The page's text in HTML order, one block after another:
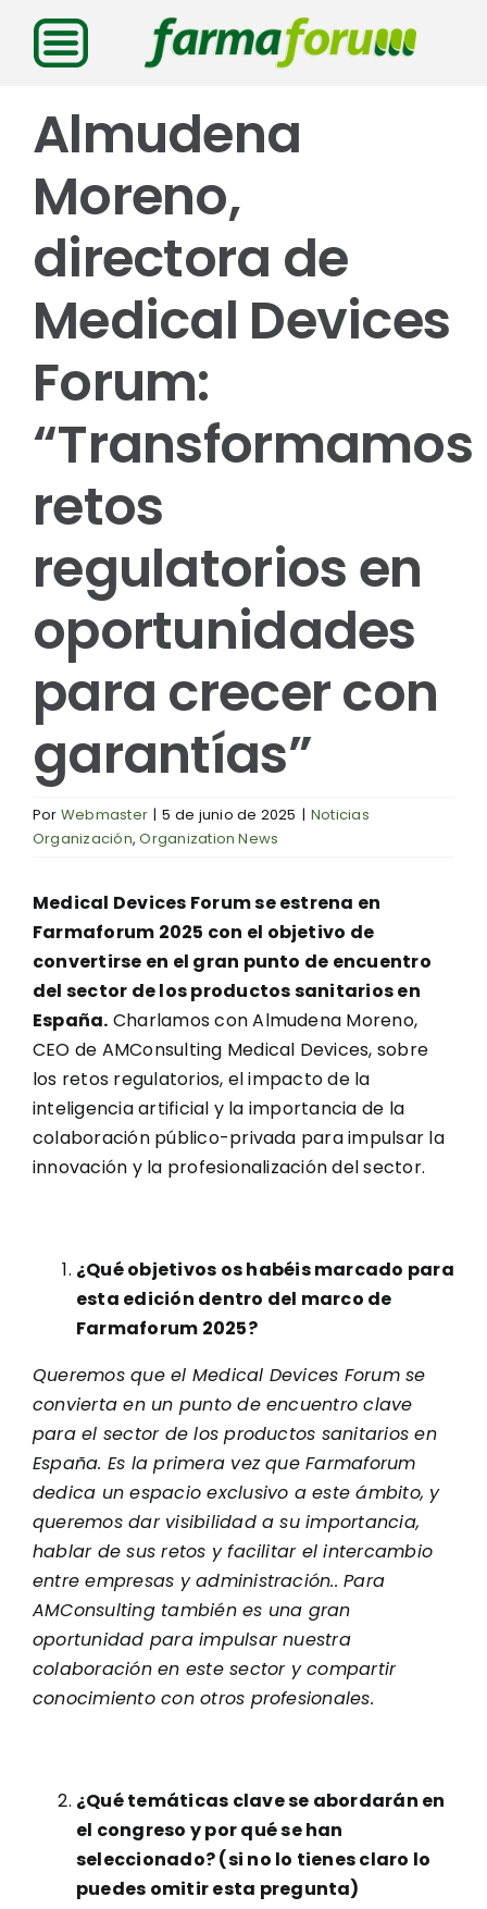
Saltar
contenido
Almudena
Moreno,
directora de
Medical Devices
Forum:
“Transformamos
retos
regulatorios en
oportunidades
para crecer con
garantías”
Por Webmaster | 5 de junio de 2025 | Noticias
Organización,Organization News
Medical Devices Forum se estrena en
Farmaforum 2025 con el objetivo de
convertirse en el gran punto de encuentro
del sector de los productos sanitarios en
España. Charlamos con Almudena Moreno,
CEO de AMConsulting Medical Devices, sobre
los retos regulatorios, el impacto de la
inteligencia artificial y la importancia de la
colaboración público-privada para impulsar la
innovación y la profesionalización del sector.
¿Qué objetivos os habéis marcado para
esta edición dentro del marco de
Farmaforum 2025?
Queremos que el Medical Devices Forum se
convierta en un punto de encuentro clave
para el sector de los productos sanitarios en
España. Es la primera vez que Farmaforum
dedica un espacio exclusivo a este ámbito, y
queremos dar visibilidad a su importancia,
hablar de sus retos y facilitar el intercambio
entre empresas y administración.. Para
AMConsulting también es una gran
oportunidad para impulsar nuestra
colaboración en este sector y compartir
conocimiento con otros profesionales.
¿Qué temáticas clave se abordarán en
el congreso y por qué se han
seleccionado? (si no lo tienes claro lo
puedes omitir esta pregunta)